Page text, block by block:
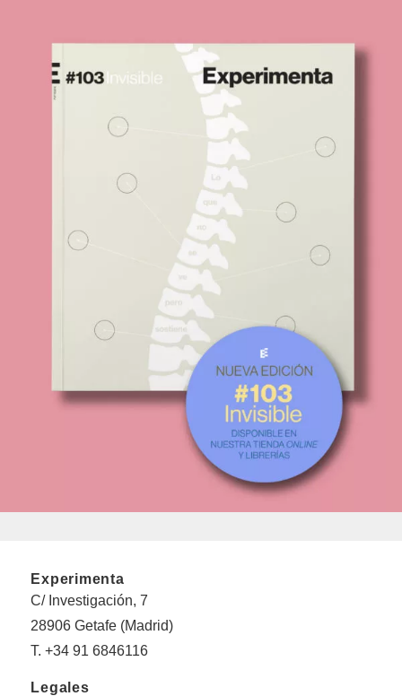
Experimenta
C/ Investigación, 7
28906 Getafe (Madrid)
T. +34 91 6846116
Legales